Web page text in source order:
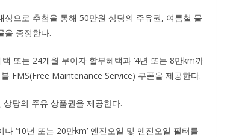
으로 추첨을 통해 50만원 상당의 주유권, 여름철 물
을 증정한다.
또는 24개월 무이자 할부혜택과 ‘4년 또는 8만km까
FMS(Free Maintenance Service) 쿠폰을 제공한다.
당의 주유 상품권을 제공한다.
‘10년 또는 20만km’ 엔진오일 및 엔진오일 필터를